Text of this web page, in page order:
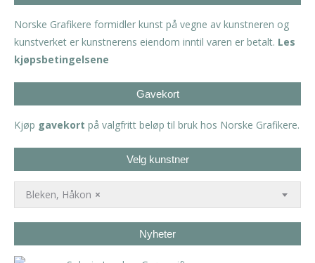
Norske Grafikere formidler kunst på vegne av kunstneren og
kunstverket er kunstnerens eiendom inntil varen er betalt. Les
kjøpsbetingelsene
Gavekort
Kjøp gavekort på valgfritt beløp til bruk hos Norske Grafikere.
Velg kunstner
×
Bleken, Håkon
Nyheter